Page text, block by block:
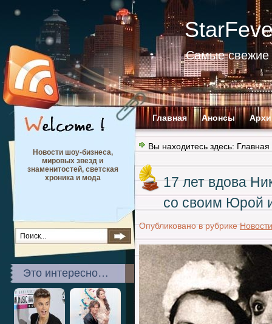
Самые свежие
Главная Анонсы
Новости шоу-бизнеса,
мировых звезд и
знаменитостей, светская
хроника и мода
Это интересно…
Вы находитесь здесь: Главная
17 лет вдова
со своим Юрой
Опубликовано в рубрике Новости